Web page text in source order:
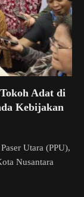
Adat di
Kebijakan
Utara (PPU),
Nusantara